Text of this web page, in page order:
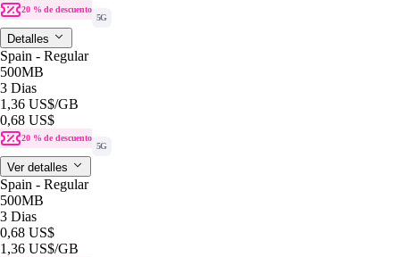
20 % de descuento
5G
Detalles
Spain - Regular
500MB
3 Dias
1,36 US$/GB
0,68 US$
20 % de descuento
5G
Ver detalles
Spain - Regular
500MB
3 Dias
0,68 US$
1,36 US$/GB